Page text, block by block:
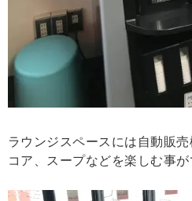
ラウンジスペースには自動販
コア、スープなどを楽しむ事が